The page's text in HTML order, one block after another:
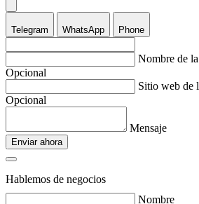
Telegram WhatsApp Phone
Nombre de
Opcional
Sitio web de
Opcional
Mensaje
Enviar ahora
Hablemos de negocios
Nombre